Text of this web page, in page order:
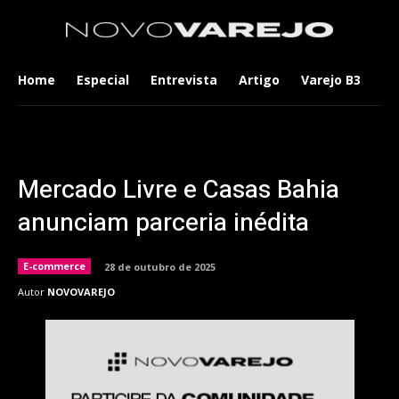
Home Especial Entrevista Artigo Varejo B3
Mercado Livre e Casas Bahia
anunciam parceria inédita
E-commerce
28 de outubro de 2025
Autor NOVOVAREJO